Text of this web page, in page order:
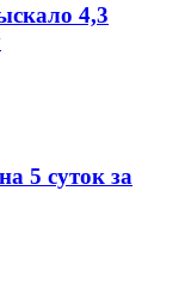
4,3
5 суток за